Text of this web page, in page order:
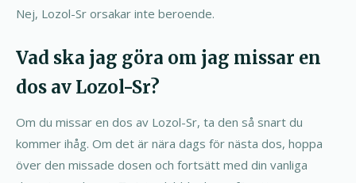
Nej, Lozol-Sr orsakar inte beroende.
Vad ska jag göra om jag missar en
dos av Lozol-Sr?
Om du missar en dos av Lozol-Sr, ta den så snart du
kommer ihåg. Om det är nära dags för nästa dos, hoppa
över den missade dosen och fortsätt med din vanliga